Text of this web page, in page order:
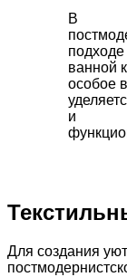
В
подходе
ванной
особое
и
Для создания